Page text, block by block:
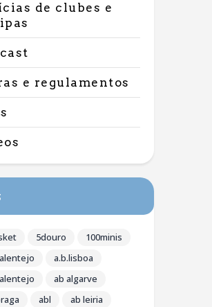
de clubes e
e regulamentos
5douro
100minis
a.b.lisboa
ab algarve
abl
ab leiria